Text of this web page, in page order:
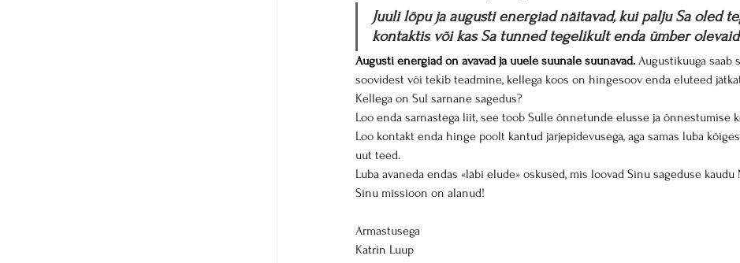
Juuli lõpu ja augusti energiad näitavad, kui palju Sa oled
kontaktis või kas Sa tunned tegelikult enda ümber
Augusti energiad on avavad ja uuele suunale suunavad. Augustikuuga saab
soovidest või tekib teadmine, kellega koos on hingesoov enda eluteed
Kellega on Sul sarnane sagedus?
Loo enda sarnastega liit, see toob Sulle õnnetunde elusse ja õnnestumise
Loo kontakt enda hinge poolt kantud järjepidevusega, aga samas luba
uut teed.
Luba avaneda endas «läbi elude» oskused, mis loovad Sinu sageduse kaudu
Sinu missioon on alanud!
Armastusega
Katrin Luup